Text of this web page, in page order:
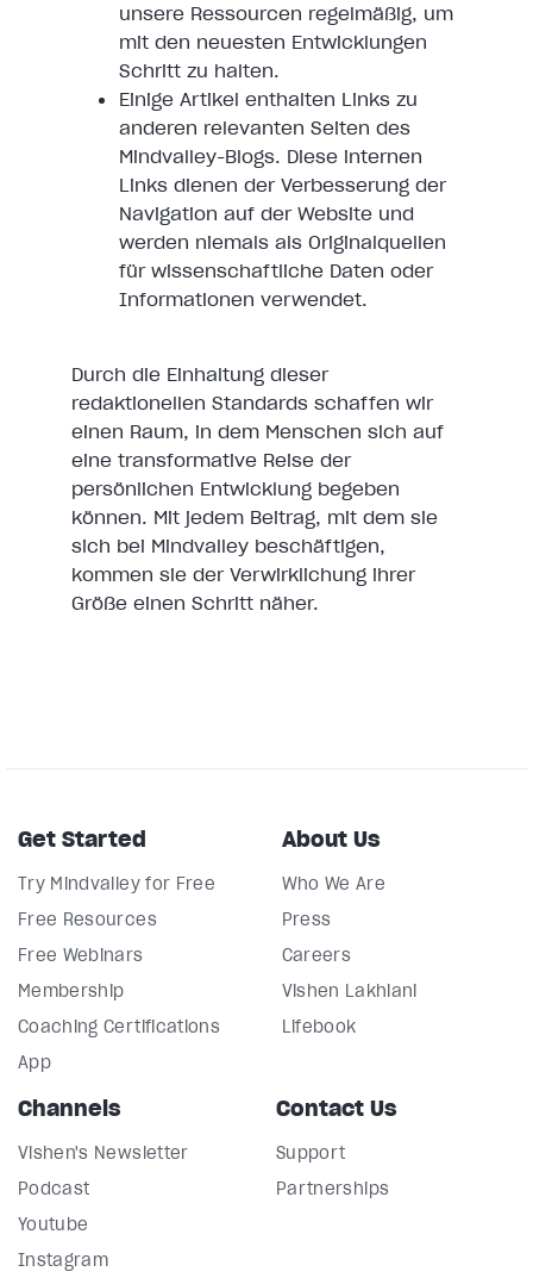
unsere Ressourcen regelmäßig, um
mit den neuesten Entwicklungen
Schritt zu halten.
Einige Artikel enthalten Links zu
anderen relevanten Seiten des
Mindvalley-Blogs. Diese internen
Links dienen der Verbesserung der
Navigation auf der Website und
werden niemals als Originalquellen
für wissenschaftliche Daten oder
Informationen verwendet.
Durch die Einhaltung dieser
redaktionellen Standards schaffen wir
einen Raum, in dem Menschen sich auf
eine transformative Reise der
persönlichen Entwicklung begeben
können. Mit jedem Beitrag, mit dem sie
sich bei Mindvalley beschäftigen,
kommen sie der Verwirklichung ihrer
Größe einen Schritt näher.
Get Started
Try Mindvalley for Free
Free Resources
Free Webinars
Membership
Coaching Certifications
App
About Us
Who We Are
Press
Careers
Vishen Lakhiani
Lifebook
Channels
Vishen's Newsletter
Podcast
Youtube
Instagram
Contact Us
Support
Partnerships